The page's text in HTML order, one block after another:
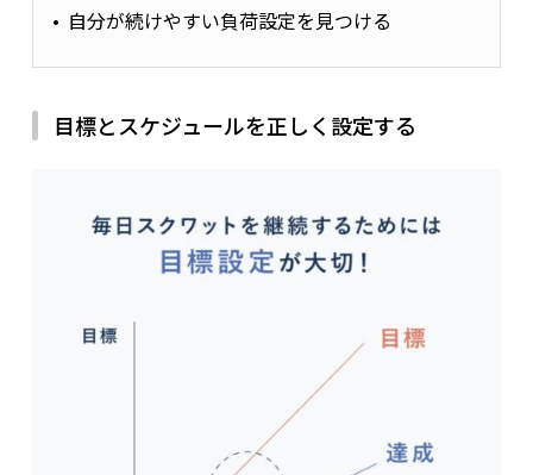
自分が続けやすい負荷設定を見つける
目標とスケジュールを正しく設定する